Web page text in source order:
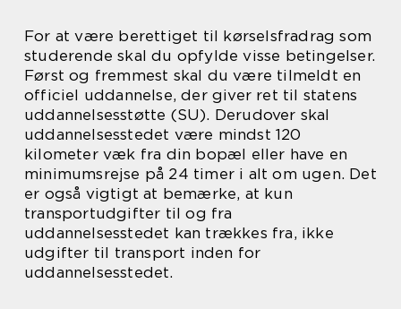
For at være berettiget til kørselsfradrag som
studerende skal du opfylde visse betingelser.
Først og fremmest skal du være tilmeldt en
officiel uddannelse, der giver ret til statens
uddannelsesstøtte (SU). Derudover skal
uddannelsesstedet være mindst 120
kilometer væk fra din bopæl eller have en
minimumsrejse på 24 timer i alt om ugen. Det
er også vigtigt at bemærke, at kun
transportudgifter til og fra
uddannelsesstedet kan trækkes fra, ikke
udgifter til transport inden for
uddannelsesstedet.